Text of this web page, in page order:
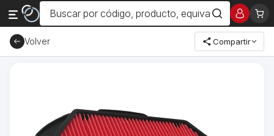
Volver Compartir